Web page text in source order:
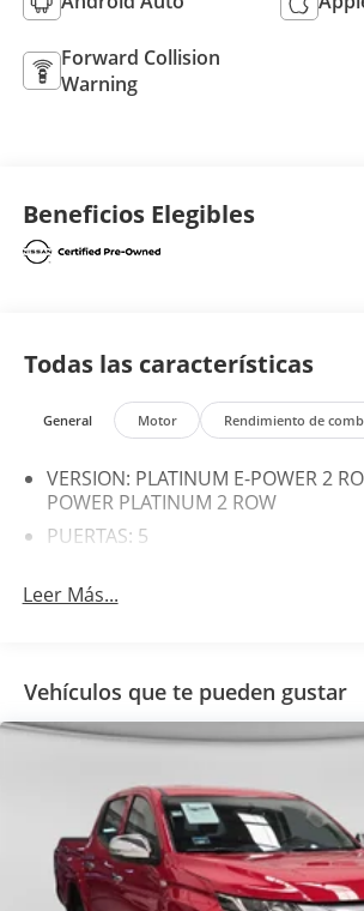
Forward Collision
Warning
Beneficios Elegibles
Todas las características
General Motor Rendimiento de
VERSION: PLATINUM E-POWER 2
POWER PLATINUM 2 ROW
PUERTAS: 5
Leer Más...
Vehículos que te pueden gustar